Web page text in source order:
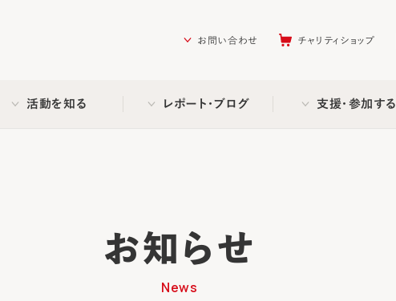
お問い合わせ
チャリティショップ
活動を知る レポート・ブログ 支援・参加する
お知らせ
News